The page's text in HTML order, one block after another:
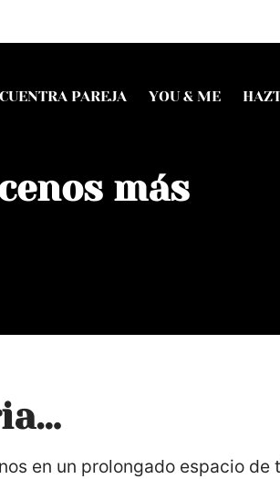
PAREJA YOU & ME
más
en un prolongado espacio de